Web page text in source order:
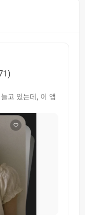
고 있는데, 이 앱